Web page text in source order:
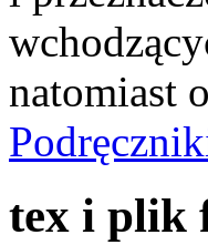
natomiast
tex i plik